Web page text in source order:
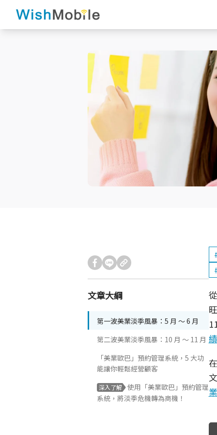
文章大綱
第一波美業淡季風暴：5 月 ～ 6 月
第二波美業淡季風暴：10 月 ～ 11 月
「美業歐巴」預約管理系統，5 大功
能讓你輕鬆經營顧客
深入了解
使用「美業歐巴」預約管理
系統，將淡季危機轉為商機！
績